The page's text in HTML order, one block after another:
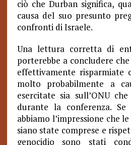
ciò che Durban significa,
causa del suo presunto
confronti di Israele.
Una lettura corretta di
porterebbe a concludere
effettivamente risparmiate
molto probabilmente a
esercitate sia sull’ONU
durante la conferenza.
abbiamo l’impressione che
siano state comprese e
genocidio sono stati